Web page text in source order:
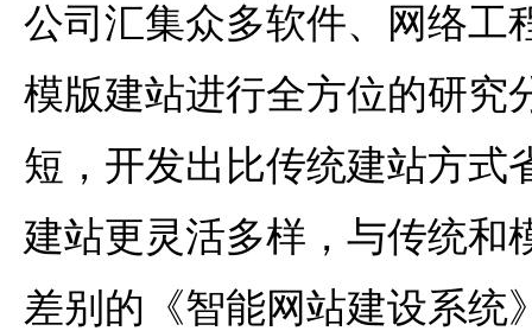
公司汇集众多软件、网络工
模版建站进行全方位的研究
短，开发出比传统建站方式
建站更灵活多样，与传统和
差别的《智能网站建设系统